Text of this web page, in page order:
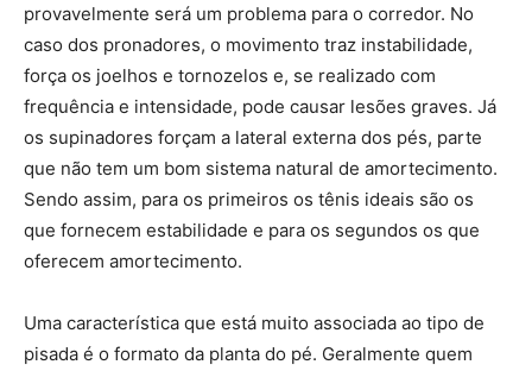
provavelmente será um problema para o corredor. No
caso dos pronadores, o movimento traz instabilidade,
força os joelhos e tornozelos e, se realizado com
frequência e intensidade, pode causar lesões graves. Já
os supinadores forçam a lateral externa dos pés, parte
que não tem um bom sistema natural de amortecimento.
Sendo assim, para os primeiros os tênis ideais são os
que fornecem estabilidade e para os segundos os que
oferecem amortecimento.
Uma característica que está muito associada ao tipo de
pisada é o formato da planta do pé. Geralmente quem